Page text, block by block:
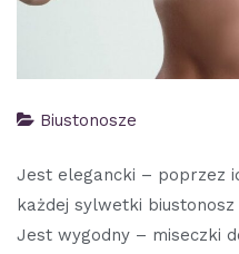
Biustonosze
Jest elegancki – poprzez
każdej sylwetki
Jest wygodny – miseczki